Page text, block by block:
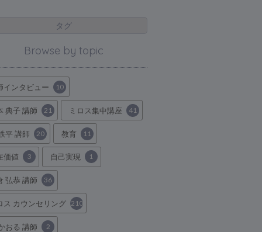
タグ
Browse by topic
インタビュー 10
典子 講師 21 ミロス集中講座 41
平 講師 20 教育 11
価値 3 自己実現 1
弘恭 講師 36
ス カウンセリング 210
おる 講師 2